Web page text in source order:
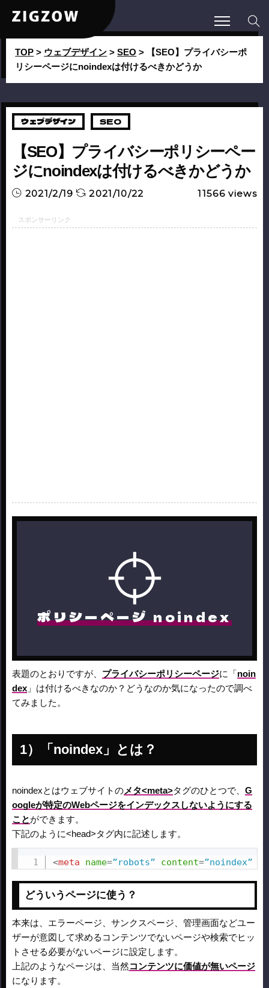
TOP > ウェブデザイン >SEO >
【SEO】プライバシーポ
リシーページにnoindexは付けるべきかどうか
ウェブデザイン SEO
【SEO】プライバシーポリシーペー
ジにnoindexは付けるべきかどうか
2021/2/19 2021/10/22 11566views
ポリシーページ noindex
表題のとおりですが、 プライバシーポリシーページに「noin
dex 」は付けるべきなのか？どうなのか気になったので調べ
てみました。
「noindex」とは？
noindexとはウェブサイトのメタ<meta>タグのひとつで、 G
oogleが特定のWebページをインデックスしないようにする
ことができます。
下記のように<head>タグ内に記述します。
<meta name=”robots” content=”noindex”
どういうページに使う？
本来は、エラーページ、サンクスページ、管理画面などユー
ザーが意図して求めるコンテンツでないページや検索でヒッ
トさせる必要がないページに設定します。
上記のようなページは、当然コンテンツに価値が無いページ
になります。